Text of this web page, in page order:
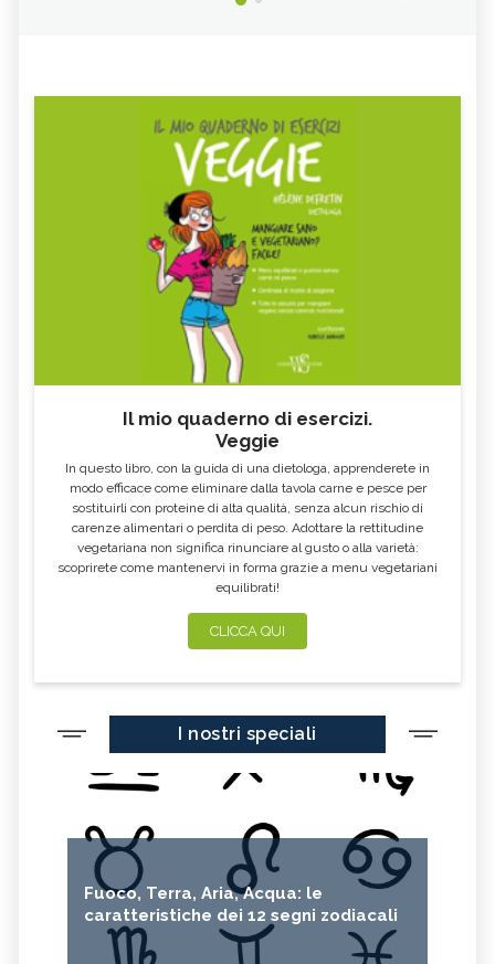
Il mio quaderno di esercizi.
Veggie
In questo libro, con la guida di una dietologa, apprenderete in
modo efficace come eliminare dalla tavola carne e pesce per
sostituirli con proteine di alta qualità, senza alcun rischio di
carenze alimentari o perdita di peso. Adottare la rettitudine
vegetariana non significa rinunciare al gusto o alla varietà:
scoprirete come mantenervi in forma grazie a menu vegetariani
equilibrati!
CLICCA QUI
I nostri speciali
Fuoco, Terra, Aria, Acqua: le
caratteristiche dei 12 segni zodiacali